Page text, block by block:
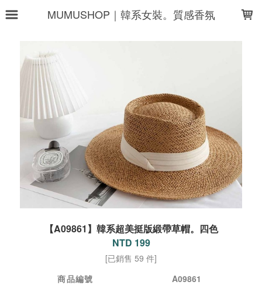
MUMUSHOP｜韓系女裝。質感香氛
【A09861】韓系超美挺版緞帶草帽。四色
NTD 199
[已銷售 59 件]
商品編號
A09861